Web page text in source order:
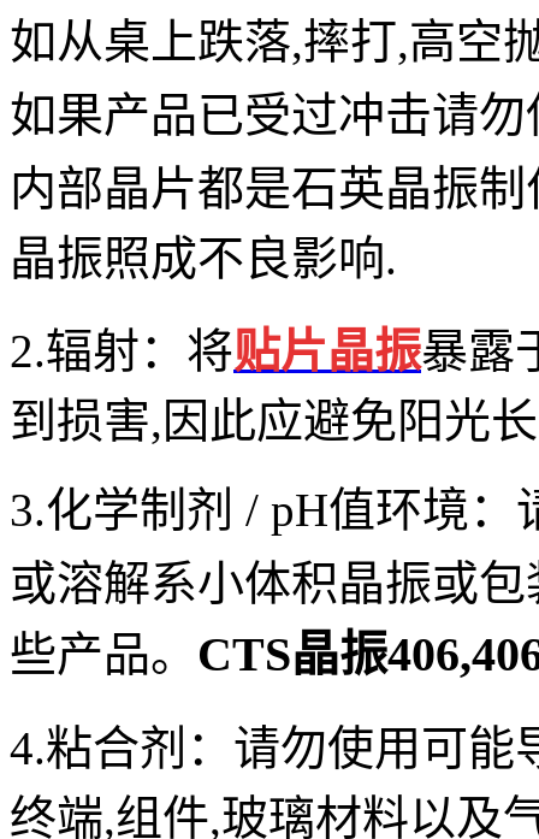
如从桌上跌落,摔打,高空
如果产品已受过冲击请
内部晶片都是石英晶振制
晶振照成不良影响.
2.辐射： 将贴片晶振暴露
到损害,因此应避免阳光
3.化学制剂 / pH值环境：
或溶解系小体积晶振或
些产品。 CTS晶振
4.粘合剂： 请勿使用可能
终端,组件,玻璃材料以及